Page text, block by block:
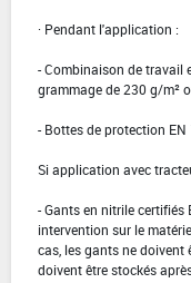
· Pendant l'application :
- Combinaison de travail
grammage de 230 g/m²
- Bottes de protection EN
Si application avec
- Gants en nitrile certifiés
intervention sur le
cas, les gants ne doivent
doivent être stockés